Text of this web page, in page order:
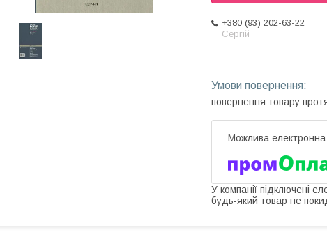
+380 (93) 202-63-22
Сергій
повернення товару
У компанії підключені
будь-який товар не